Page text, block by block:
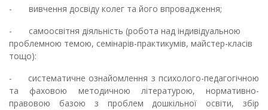
- вивчення досвіду колег та його впровадження;
- самоосвітня діяльність (робота над індивідуальною
проблемною темою, семінарів-практикумів, майстер-класів
тощо):
- систематичне ознайомлення з психолого-педагогічною
та фаховою методичною літературою, нормативно-
правовою базою з проблем дошкільної освіти, збір